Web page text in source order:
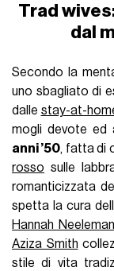
Trad
dal
Secondo la
uno sbagliato di
dalle stay-at-
mogli devote ed
anni ’50, fatta di
rosso sulle
romanticizzata
spetta la cura
Hannah Neeleman
Aziza Smith
stile di vita